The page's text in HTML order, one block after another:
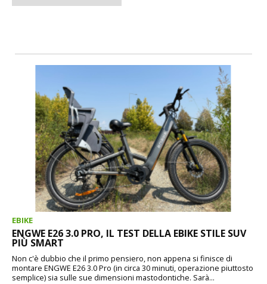
EBIKE
ENGWE E26 3.0 PRO, IL TEST DELLA EBIKE STILE SUV
PIÙ SMART
Non c'è dubbio che il primo pensiero, non appena si finisce di
montare ENGWE E26 3.0 Pro (in circa 30 minuti, operazione piuttosto
semplice) sia sulle sue dimensioni mastodontiche. Sarà...